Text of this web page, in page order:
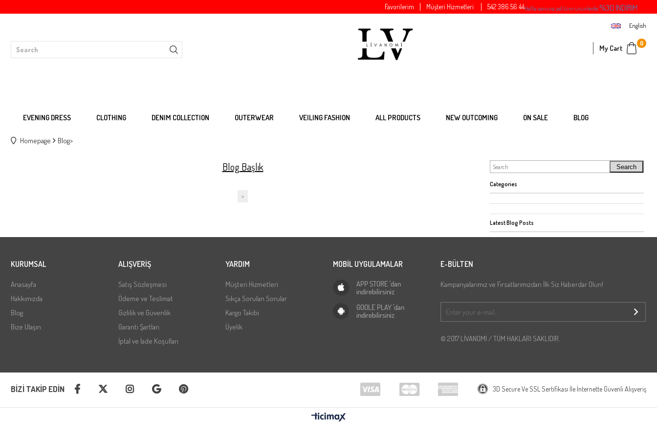
Hafta sonuna zel tüm ürünlerde %30 İNDİRİM
Favorilerim Müşteri Hizmetleri 542 386 56 44
English
My Cart
0
EVENING DRESS CLOTHING DENIM COLLECTION OUTERWEAR VEILING FASHION ALL PRODUCTS NEW OUTCOMING ON SALE BLOG
Homepage Blog>
Blog Başlık
>
Search
Categories
Latest Blog Posts
KURUMSAL
Anasayfa
Hakkımızda
Blog
Bize Ulaşın
ALIŞVERİŞ
Satış Sözleşmesi
Ödeme ve Teslimat
Gizlilik ve Güvenlik
Garanti Şartları
İptal ve İade Koşulları
YARDIM
Müşteri Hizmetleri
Sıkça Sorulan Sorular
Kargo Takibi
Üyelik
MOBİL UYGULAMALAR E-BÜLTEN
Kampanyalarımız ve Fırsatlarımızdan İlk Siz Haberdar Olun!
© 2017 LİVANOMİ / TÜM HAKLARI SAKLIDIR.
BİZİ TAKİP EDİN 3D Secure Ve SSL Sertifikası İle İnternette Güvenli Alışveriş